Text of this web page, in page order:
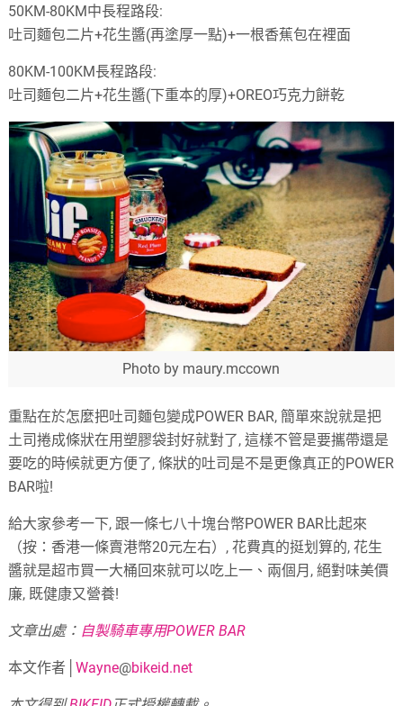
50KM-80KM中長程路段:
吐司麵包二片+花生醬(再塗厚一點)+一根香蕉包在裡面
80KM-100KM長程路段:
吐司麵包二片+花生醬(下重本的厚)+OREO巧克力餅乾
Photo by maury.mccown
重點在於怎麼把吐司麵包變成POWER BAR, 簡單來說就是把
土司捲成條狀在用塑膠袋封好就對了, 這樣不管是要攜帶還是
要吃的時候就更方便了, 條狀的吐司是不是更像真正的POWER
BAR啦!
給大家參考一下, 跟一條七八十塊台幣POWER BAR比起來
（按：香港一條賣港幣20元左右）, 花費真的挺划算的, 花生
醬就是超市買一大桶回來就可以吃上一、兩個月, 絕對味美價
廉, 既健康又營養!
文章出處： 自製騎車專用POWER BAR
本文作者│Wayne@bikeid.net